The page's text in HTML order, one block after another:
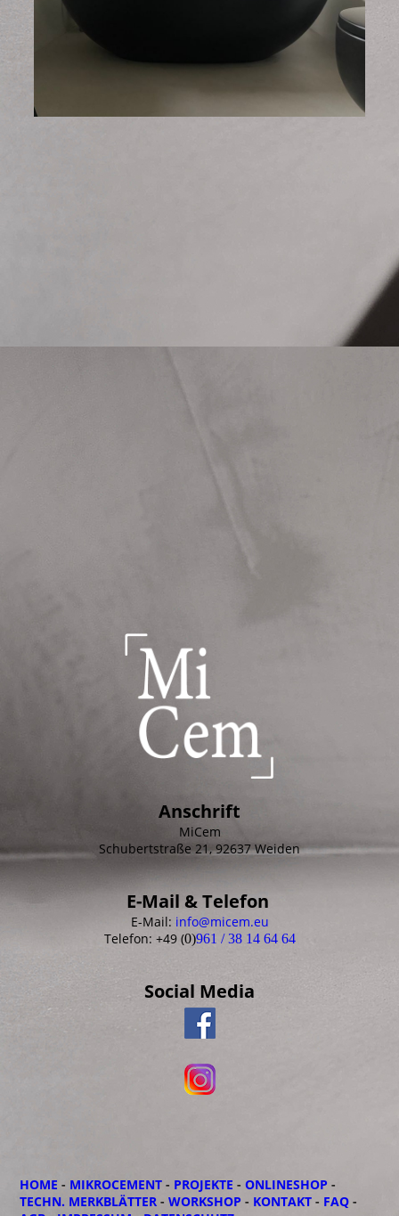
Anschrift
MiCem
Schubertstraße 21, 92637 Weiden
E-Mail & Telefon
E-Mail: info@micem.eu
Telefon: +49 (0)961 / 38 14 64 64
Social Media
HOME - MIKROCEMENT - PROJEKTE - ONLINESHOP -
TECHN. MERKBLÄTTER - WORKSHOP - KONTAKT - FAQ -